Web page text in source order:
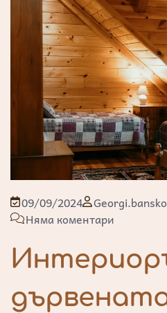
09/09/2024
Няма коментари